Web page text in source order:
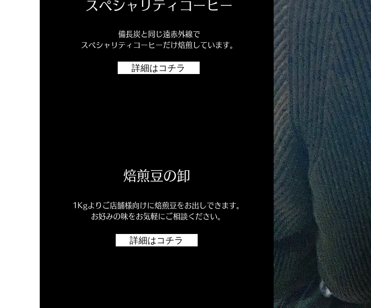
​スペシャリティコーヒー
備長炭と同じ遠赤外線で
スペシャリティコーヒーだけ焙煎しています。
詳細はコチラ
焙煎豆の卸
1Kgよりご店舗様向けに焙煎豆をお出しできます。
​お好みの味をお気軽にご相談ください。
詳細はコチラ